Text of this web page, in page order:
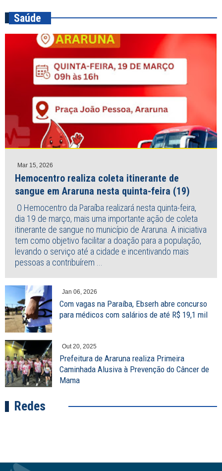
Saúde
Mar 15, 2026
Hemocentro realiza coleta itinerante de
sangue em Araruna nesta quinta-feira (19)
O Hemocentro da Paraíba realizará nesta quinta-feira,
dia 19 de março, mais uma importante ação de coleta
itinerante de sangue no município de Araruna. A iniciativa
tem como objetivo facilitar a doação para a população,
levando o serviço até a cidade e incentivando mais
pessoas a contribuírem ...
Jan 06, 2026
Com vagas na Paraíba, Ebserh abre concurso
para médicos com salários de até R$ 19,1 mil
Out 20, 2025
Prefeitura de Araruna realiza Primeira
Caminhada Alusiva à Prevenção do Câncer de
Mama
Redes